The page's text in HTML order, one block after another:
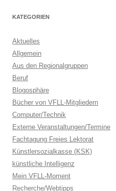
KATEGORIEN
Aktuelles
Allgemein
Aus den Regionalgruppen
Beruf
Blogosphäre
Bücher von VFLL-Mitgliedern
Computer/Technik
Externe Veranstaltungen/Termine
Fachtagung Freies Lektorat
Künstlersozialkasse (KSK)
künstliche Intelligenz
Mein VFLL-Moment
Recherche/Webtipps